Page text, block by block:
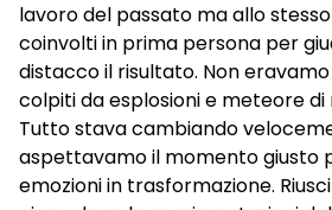
lavoro del passato ma allo
coinvolti in prima persona per
distacco il risultato. Non
colpiti da esplosioni e meteore di
Tutto stava cambiando
aspettavamo il momento giusto
emozioni in trasformazione.